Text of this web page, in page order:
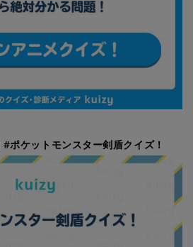
ポケットモンスター剣盾クイズ！